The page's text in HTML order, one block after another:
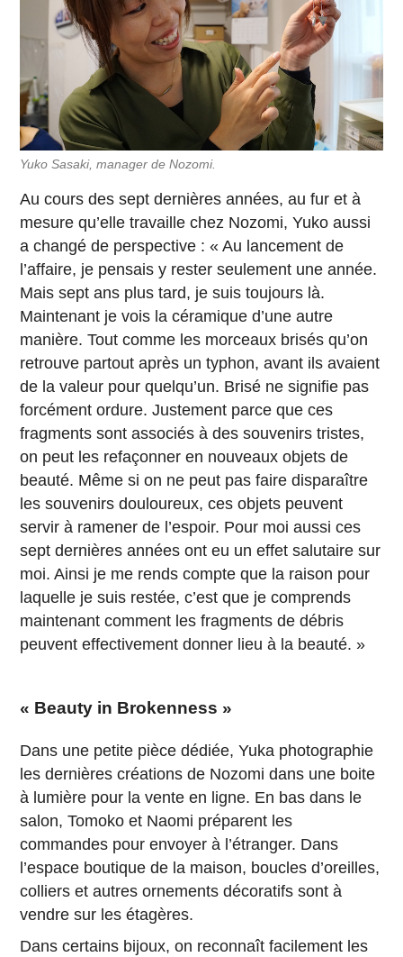
Yuko Sasaki, manager de Nozomi.
Au cours des sept dernières années, au fur et à
mesure qu’elle travaille chez Nozomi, Yuko aussi
a changé de perspective : « Au lancement de
l’affaire, je pensais y rester seulement une année.
Mais sept ans plus tard, je suis toujours là.
Maintenant je vois la céramique d’une autre
manière. Tout comme les morceaux brisés qu’on
retrouve partout après un typhon, avant ils avaient
de la valeur pour quelqu’un. Brisé ne signifie pas
forcément ordure. Justement parce que ces
fragments sont associés à des souvenirs tristes,
on peut les refaçonner en nouveaux objets de
beauté. Même si on ne peut pas faire disparaître
les souvenirs douloureux, ces objets peuvent
servir à ramener de l’espoir. Pour moi aussi ces
sept dernières années ont eu un effet salutaire sur
moi. Ainsi je me rends compte que la raison pour
laquelle je suis restée, c’est que je comprends
maintenant comment les fragments de débris
peuvent effectivement donner lieu à la beauté. »
« Beauty in Brokenness »
Dans une petite pièce dédiée, Yuka photographie
les dernières créations de Nozomi dans une boite
à lumière pour la vente en ligne. En bas dans le
salon, Tomoko et Naomi préparent les
commandes pour envoyer à l’étranger. Dans
l’espace boutique de la maison, boucles d’oreilles,
colliers et autres ornements décoratifs sont à
vendre sur les étagères.
Dans certains bijoux, on reconnaît facilement les